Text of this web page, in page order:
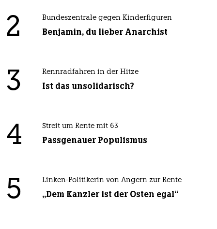
2 Bundeszentrale gegen Kinderfiguren
Benjamin, du lieber Anarchist
3 Rennradfahren in der Hitze
Ist das unsolidarisch?
4 Streit um Rente mit 63
Passgenauer Populismus
5 Linken-Politikerin von Angern zur Rente
„Dem Kanzler ist der Osten egal“